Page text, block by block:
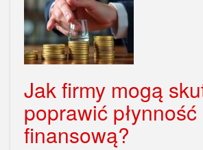
Jak firmy mogą
poprawić płynność
finansową?